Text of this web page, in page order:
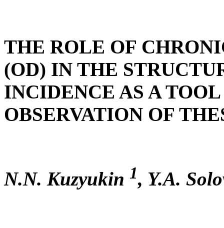
THE ROLE OF
(OD) IN THE
INCIDENCE AS A
OBSERVATION OF
N.N. Kuzyukin 1, Y.A.